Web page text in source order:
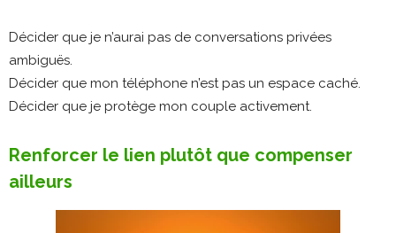
Décider que je n’aurai pas de conversations privées
ambiguës.
Décider que mon téléphone n’est pas un espace caché.
Décider que je protège mon couple activement.
Renforcer le lien plutôt que compenser
ailleurs